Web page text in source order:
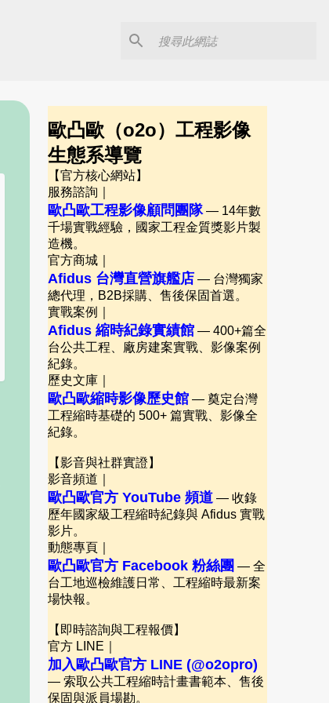
歐凸歐（o2o）工程影像
生態系導覽
【官方核心網站】
服務諮詢｜
歐凸歐工程影像顧問團隊— 14年數
千場實戰經驗，國家工程金質獎影片製
造機。
官方商城｜
Afidus 台灣直營旗艦店 — 台灣獨家
總代理，B2B採購、售後保固首選。
實戰案例｜
Afidus 縮時紀錄實績館— 400+篇全
台公共工程、廠房建案實戰、影像案例
紀錄。
歷史文庫｜
歐凸歐縮時影像歷史館— 奠定台灣
工程縮時基礎的 500+ 篇實戰、影像全
紀錄。
【影音與社群實證】
影音頻道｜
歐凸歐官方 YouTube 頻道— 收錄
歷年國家級工程縮時紀錄與 Afidus 實戰
影片。
動態專頁｜
歐凸歐官方 Facebook 粉絲團 — 全
台工地巡檢維護日常、工程縮時最新案
場快報。
【即時諮詢與工程報價】
官方 LINE｜
加入歐凸歐官方 LINE (@o2opro)
— 索取公共工程縮時計畫書範本、售後
保固與派員場勘。